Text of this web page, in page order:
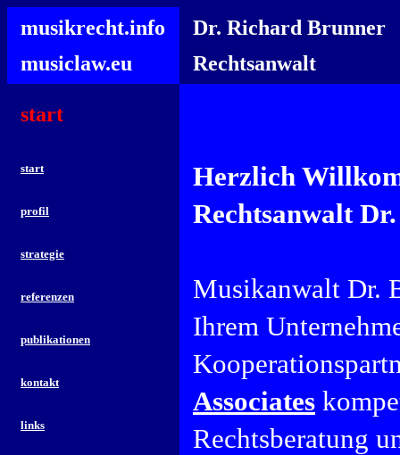
musikrecht.info
musiclaw.eu
Dr. Richard Brunner
Rechtsanwalt
start
start
profil
strategie
referenzen
publikationen
kontakt
links
Herzlich
Rechtsanwalt
Musikanwalt Dr.
Ihrem
Associates
Rechtsberatung